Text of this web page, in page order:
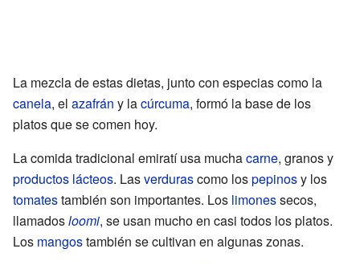
La mezcla de estas dietas, junto con especias como la
canela, el azafrán y lacúrcuma, formó la base de los
platos que se comen hoy.
La comida tradicional emiratí usa muchacarne, granos y
productos lácteos. Lasverdurascomo lospepinosy los
tomatestambién son importantes. Los limonessecos,
llamadosloomi, se usan mucho en casi todos los platos.
Los mangostambién se cultivan en algunas zonas.